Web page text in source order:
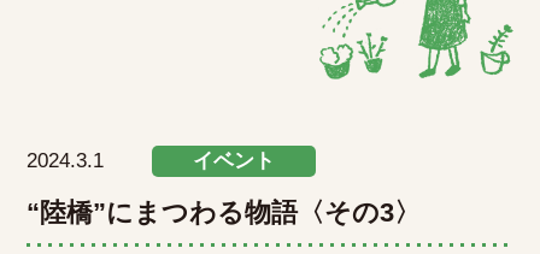
2024.3.1 イベント
“陸橋”にまつわる物語〈その3〉